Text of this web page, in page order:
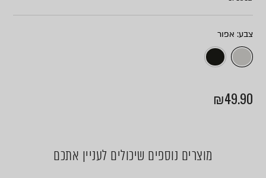
צבע
₪49.90
מוצרים נוספים שיכולים לעניין אתכם